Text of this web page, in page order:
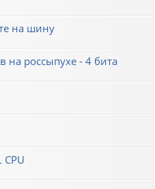
на шину
на россыпухе - 4 бита
CPU